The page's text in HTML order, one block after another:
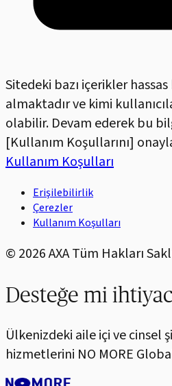
Sitedeki bazı içerikler
almaktadır ve kimi
olabilir. Devam ederek bu
[Kullanım Koşullarını]
Kullanım Koşulları
Erişilebilirlik
Çerezler
Kullanım Koşulları
© 2026AXA Tüm Hakları
Desteğe mi
Ülkenizdeki aile içi ve cinsel
hizmetlerini NO MORE